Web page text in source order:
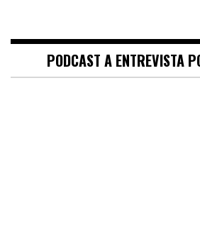
PODCAST A ENTREVISTA